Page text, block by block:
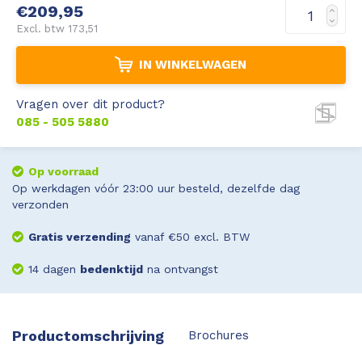
€209,95
Excl. btw 173,51
IN WINKELWAGEN
Vragen over dit product?
085 - 505 5880
Op voorraad
Op werkdagen vóór 23:00 uur besteld, dezelfde dag
verzonden
Gratis verzending vanaf €50 excl. BTW
14 dagen bedenktijdna ontvangst
Productomschrijving Brochures